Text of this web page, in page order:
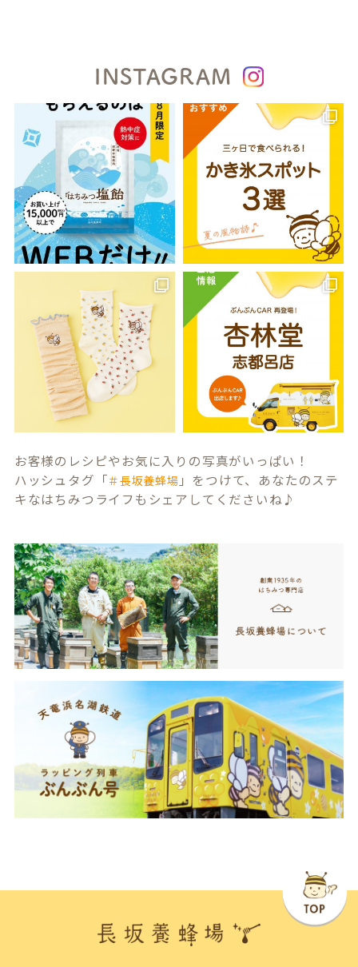
INSTAGRAM
お客様のレシピやお気に入りの写真がいっぱい！
ハッシュタグ「＃長坂養蜂場 」をつけて、あなたのステ
キなはちみつライフもシェアしてくださいね♪